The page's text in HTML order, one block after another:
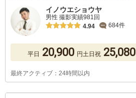
イノウエショウヤ
男性 撮影実績981回
4.94
684件
平日 20,900 円土日祝 25,080
最終アクティブ：24時間以内